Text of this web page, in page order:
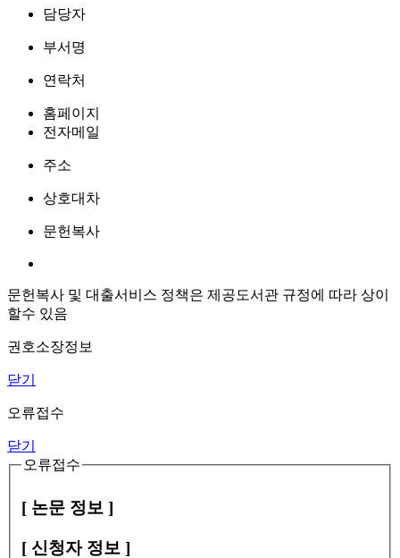
담당자
부서명
연락처
홈페이지
전자메일
주소
상호대차
문헌복사
문헌복사 및 대출서비스 정책은 제공도서관 규정에 따라 상이
할수 있음
권호소장정보
닫기
오류접수
닫기
오류접수
[ 논문 정보 ]
[ 신청자 정보 ]